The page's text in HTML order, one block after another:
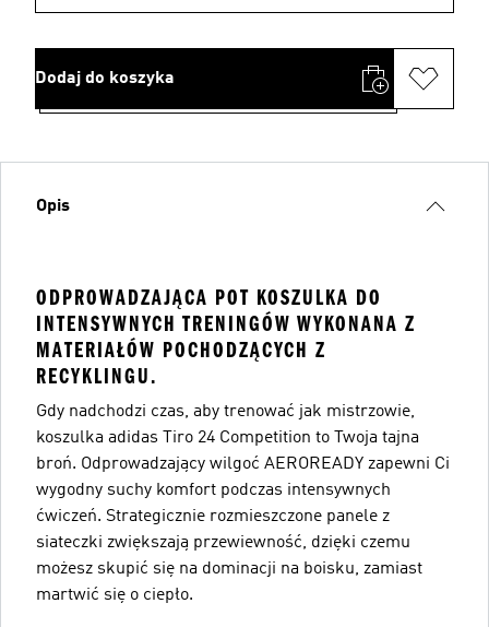
Dodaj do koszyka
Opis
ODPROWADZAJĄCA POT KOSZULKA DO
INTENSYWNYCH TRENINGÓW WYKONANA Z
MATERIAŁÓW POCHODZĄCYCH Z
RECYKLINGU.
Gdy nadchodzi czas, aby trenować jak mistrzowie,
koszulka adidas Tiro 24 Competition to Twoja tajna
broń. Odprowadzający wilgoć AEROREADY zapewni Ci
wygodny suchy komfort podczas intensywnych
ćwiczeń. Strategicznie rozmieszczone panele z
siateczki zwiększają przewiewność, dzięki czemu
możesz skupić się na dominacji na boisku, zamiast
martwić się o ciepło.